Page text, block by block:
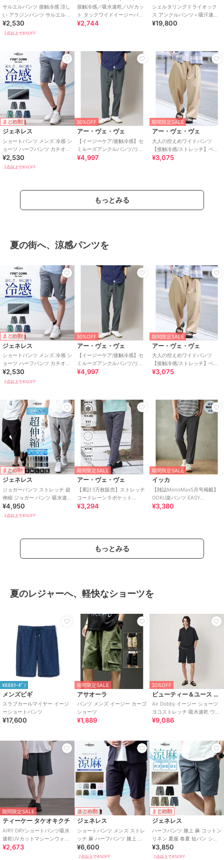
サルエルパンツ 接触冷感 涼し
い アラジンパンツ サルエル パ
ンツ イージーパンツ ストレッ
チ
¥2,530
2点以上で8%OFF
接触冷感／吸水速乾／UVカッ
ト タックワイドイージーパン
ツ
¥2,744
シェルタリングドライオック
ス アンクルパンツ＜吸汗速乾/
紫外線防止/接触冷感/ストレッ
¥19,800
まとめ割
ジェネレス
ショートパンツ メンズ 冷感 シ
ョーツ ハーフパンツ カチオン
ストレッチ 吸水速乾 膝丈
¥2,530
2点以上で8%OFF
30%OFF
アー・ヴェ・ヴェ
【イージーケア/接触冷感】セ
ミルーズアンクルパンツ/リラ
イト夏2【吸水速乾/UVカッ
¥4,997
期間限定SALE
アー・ヴェ・ヴェ
大人の控えめワイドパンツ
【接触冷感/ストレッチ】ベル
トツキワイドテーパードチノ
¥3,075
もっとみる
夏の街へ、涼感パンツを
まとめ割
ジェネレス
ショートパンツ メンズ 冷感 シ
ョーツ ハーフパンツ カチオン
ストレッチ 吸水速乾 膝丈
¥2,530
2点以上で8%OFF
30%OFF
アー・ヴェ・ヴェ
【イージーケア/接触冷感】セ
ミルーズアンクルパンツ/リラ
イト夏2【吸水速乾/UVカッ
¥4,997
期間限定SALE
アー・ヴェ・ヴェ
大人の控えめワイドパンツ
【接触冷感/ストレッチ】ベル
トツキワイドテーパードチノ
¥3,075
まとめ割
ジェネレス
ジョガーパンツ ストレッチ 超
伸縮 ジョガー パンツ 吸水速乾
接触冷感 RELAIR
¥4,950
2点以上で8%OFF
期間限定SALE
アー・ヴェ・ヴェ
【累計3万枚販売】ストレッチ
コードレーン５ポケット
SOUKAIベーシックアンクルパ
¥3,294
期間限定SALE
イッカ
【雑誌MonoMax5月号掲載】
GOKU楽パンツ EASY
STRETCH 冷感アンクル【接触
¥3,380
もっとみる
夏のレジャーへ、軽快なショーツを
¥888ｸｰﾎﾟﾝ
メンズビギ
スラブカールマイヤー イージ
ーショートパンツ
¥17,600
期間限定SALE
アサオーラ
パンツ メンズ イージー カーゴ
ショーツ
¥1,889
30%OFF
ビューティー＆ユース ユナイテッドアローズ
Air Dobby イージー ショーツ
ヨコストレッチ 吸水速乾 ウォ
ッシャブル
¥9,086
期間限定SALE
ティーケー タケオキクチ
AIRY DRYショートパンツ吸水
速乾UVカットマシーンウォッ
シャブル洗濯可イージーケア
¥2,673
まとめ割
ジェネレス
ショートパンツ メンズ ストレ
ッチ 麻 ハーフパンツ 膝上 涼
しい ショーツ ハーパン 短パン
¥6,600
2点以上で8%OFF
まとめ割
ジェネレス
ハーフパンツ 膝上 麻 コットン
リネン 夏服 春夏 短パン ショ
ートパンツ 涼しい パンツ 楊柳
¥3,850
2点以上で8%OFF